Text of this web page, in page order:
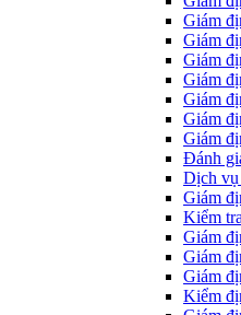
Giám
Giám
Giám
Giám
Giám
Giám
Giám
Đánh
Dịch vụ
Giám
Kiểm
Giám
Giám
Giám
Kiểm